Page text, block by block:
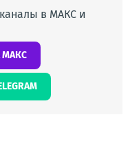
в МАКС и
МАКС